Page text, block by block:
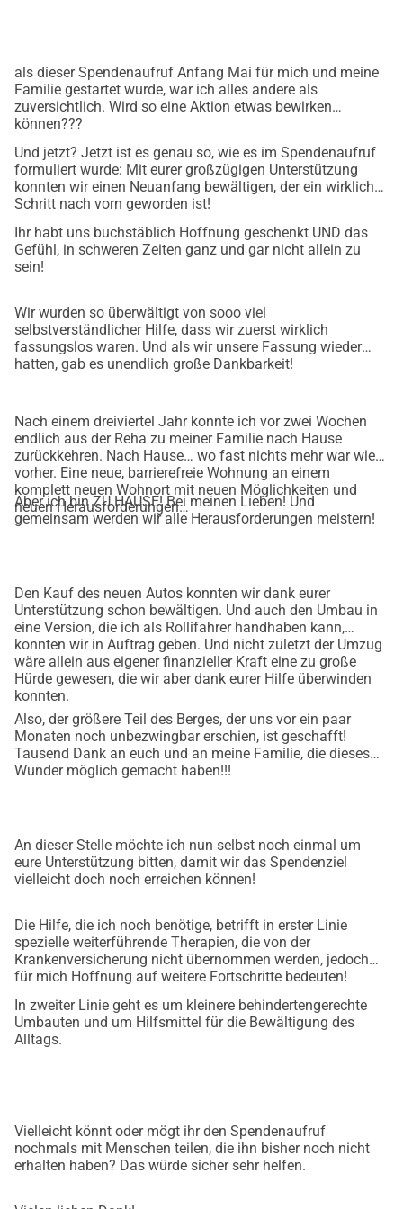
als dieser Spendenaufruf Anfang Mai für mich und meine
Familie gestartet wurde, war ich alles andere als
zuversichtlich. Wird so eine Aktion etwas bewirken
können???
Und jetzt? Jetzt ist es genau so, wie es im Spendenaufruf
formuliert wurde: Mit eurer großzügigen Unterstützung
konnten wir einen Neuanfang bewältigen, der ein wirklicher
Schritt nach vorn geworden ist!
Ihr habt uns buchstäblich Hoffnung geschenkt UND das
Gefühl, in schweren Zeiten ganz und gar nicht allein zu
sein!
Wir wurden so überwältigt von sooo viel
selbstverständlicher Hilfe, dass wir zuerst wirklich
fassungslos waren. Und als wir unsere Fassung wieder
hatten, gab es unendlich große Dankbarkeit!
Nach einem dreiviertel Jahr konnte ich vor zwei Wochen
endlich aus der Reha zu meiner Familie nach Hause
zurückkehren. Nach Hause… wo fast nichts mehr war wie
vorher. Eine neue, barrierefreie Wohnung an einem
komplett neuen Wohnort mit neuen Möglichkeiten und
neuen Herausforderungen…
Aber ich bin ZU HAUSE! Bei meinen Lieben! Und
gemeinsam werden wir alle Herausforderungen meistern!
Den Kauf des neuen Autos konnten wir dank eurer
Unterstützung schon bewältigen. Und auch den Umbau in
eine Version, die ich als Rollifahrer handhaben kann,
konnten wir in Auftrag geben. Und nicht zuletzt der Umzug
wäre allein aus eigener finanzieller Kraft eine zu große
Hürde gewesen, die wir aber dank eurer Hilfe überwinden
konnten.
Also, der größere Teil des Berges, der uns vor ein paar
Monaten noch unbezwingbar erschien, ist geschafft!
Tausend Dank an euch und an meine Familie, die dieses
Wunder möglich gemacht haben!!!
An dieser Stelle möchte ich nun selbst noch einmal um
eure Unterstützung bitten, damit wir das Spendenziel
vielleicht doch noch erreichen können!
Die Hilfe, die ich noch benötige, betrifft in erster Linie
spezielle weiterführende Therapien, die von der
Krankenversicherung nicht übernommen werden, jedoch
für mich Hoffnung auf weitere Fortschritte bedeuten!
In zweiter Linie geht es um kleinere behindertengerechte
Umbauten und um Hilfsmittel für die Bewältigung des
Alltags.
Vielleicht könnt oder mögt ihr den Spendenaufruf
nochmals mit Menschen teilen, die ihn bisher noch nicht
erhalten haben? Das würde sicher sehr helfen.